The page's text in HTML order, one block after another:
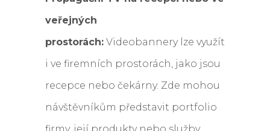
veřejných
prostorách:Videobannery lze využít
i ve firemních prostorách, jako jsou
recepce nebo čekárny. Zde mohou
návštěvníkům představit portfolio